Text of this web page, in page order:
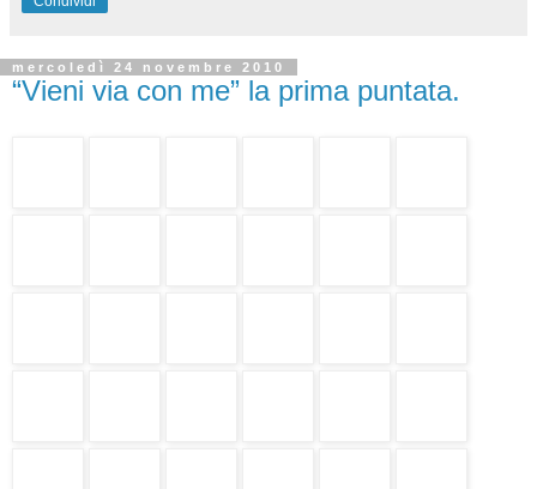
mercoledì 24 novembre 2010
“Vieni via con me” la prima puntata.